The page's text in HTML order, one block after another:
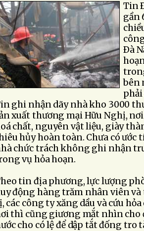
Tin
gần
Ðà
bên
phải
ghi nhận dãy nhà kho 3000
xuất thương mại Hữu Nghị,
chất, nguyên vật liệu, giày
hủy hoàn toàn. Chưa có
chức trách không ghi nhận
vụ hỏa hoạn.
tin địa phương, lực lượng
động hàng trăm nhân viên và
các công ty xăng dầu và cứu
thì cũng giương mắt nhìn cho
cho có lệ để dập tắt đống tro